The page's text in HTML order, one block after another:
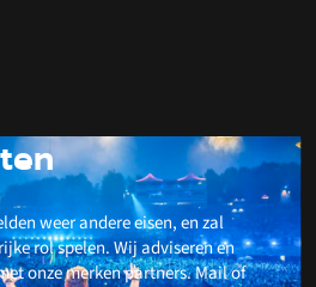
weer andere eisen, en zal
rol spelen. Wij adviseren en
onze merken partners. Mail of